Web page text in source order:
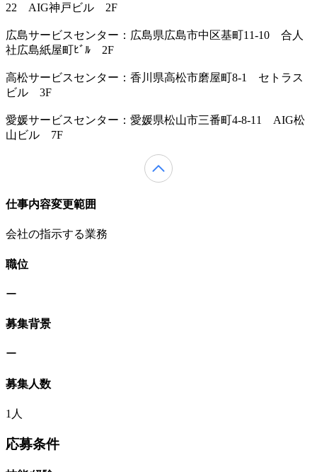
22 AIG神戸ビル 2F
広島サービスセンター：広島県広島市中区基町11-10 合人
社広島紙屋町ﾋﾞﾙ 2F
高松サービスセンター：香川県高松市磨屋町8-1 セトラス
ビル 3F
愛媛サービスセンター：愛媛県松山市三番町4-8-11 AIG松
山ビル 7F
仕事内容変更範囲
会社の指示する業務
職位
ー
募集背景
ー
募集人数
1人
応募条件